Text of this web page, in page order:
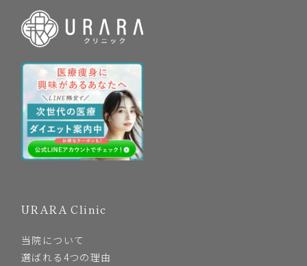
URARA Clinic
当院について
選ばれる4つの理由